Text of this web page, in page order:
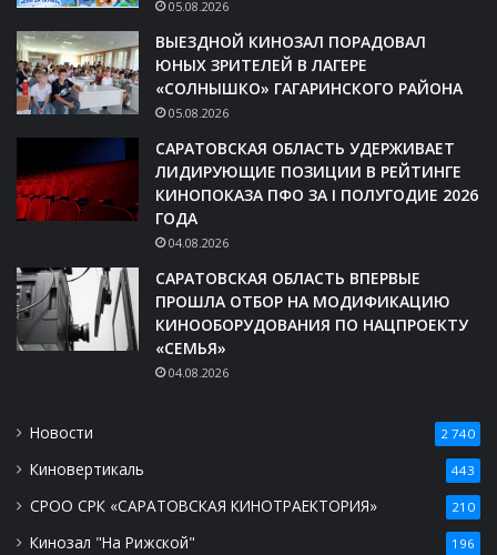
05.08.2026
ВЫЕЗДНОЙ КИНОЗАЛ ПОРАДОВАЛ
ЮНЫХ ЗРИТЕЛЕЙ В ЛАГЕРЕ
«СОЛНЫШКО» ГАГАРИНСКОГО РАЙОНА
05.08.2026
САРАТОВСКАЯ ОБЛАСТЬ УДЕРЖИВАЕТ
ЛИДИРУЮЩИЕ ПОЗИЦИИ В РЕЙТИНГЕ
КИНОПОКАЗА ПФО ЗА I ПОЛУГОДИЕ 2026
ГОДА
04.08.2026
САРАТОВСКАЯ ОБЛАСТЬ ВПЕРВЫЕ
ПРОШЛА ОТБОР НА МОДИФИКАЦИЮ
КИНООБОРУДОВАНИЯ ПО НАЦПРОЕКТУ
«СЕМЬЯ»
04.08.2026
Новости 2 740
Киновертикаль 443
СРОО СРК «САРАТОВСКАЯ КИНОТРАЕКТОРИЯ» 210
Кинозал "На Рижской" 196